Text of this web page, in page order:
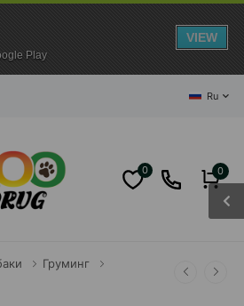
Ru
0 0
Груминг
Play
VIEW